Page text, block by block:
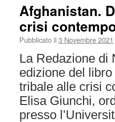
Afghanistan.
crisi
Pubblicato il 3 Novembre 2021
La Redazione di
edizione del
tribale alle crisi
Elisa Giunchi,
presso